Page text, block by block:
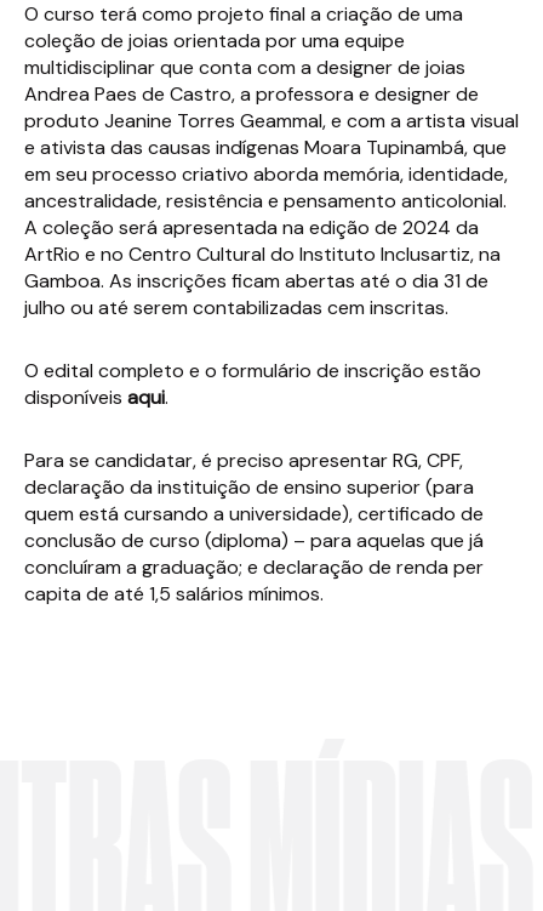
O curso terá como projeto final a criação de uma
coleção de joias orientada por uma equipe
multidisciplinar que conta com a designer de joias
Andrea Paes de Castro, a professora e designer de
produto Jeanine Torres Geammal, e com a artista visual
e ativista das causas indígenas Moara Tupinambá, que
em seu processo criativo aborda memória, identidade,
ancestralidade, resistência e pensamento anticolonial.
A coleção será apresentada na edição de 2024 da
ArtRio e no Centro Cultural do Instituto Inclusartiz, na
Gamboa. As inscrições ficam abertas até o dia 31 de
julho ou até serem contabilizadas cem inscritas.
O edital completo e o formulário de inscrição estão
disponíveis aqui.
Para se candidatar, é preciso apresentar RG, CPF,
declaração da instituição de ensino superior (para
quem está cursando a universidade), certificado de
conclusão de curso (diploma) – para aquelas que já
concluíram a graduação; e declaração de renda per
capita de até 1,5 salários mínimos.